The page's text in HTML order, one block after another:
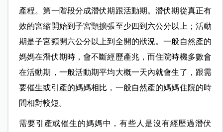
產程。第一階段分成潛伏期跟活動期。潛伏期從真正有
效的宮縮開始到子宮頸擴張至少四到六公分以上；活動
期是子宮頸開六公分以上到全開的狀況。一般自然產的
媽媽在潛伏期時，會不斷經歷產兆，而住院時機多數會
在活動期，一般活動期平均大概一天內就會生了，跟需
要催生或引產的媽媽相比，一般自然產的媽媽住院的時
間相對較短。
需要引產或催生的媽媽中，有些人是沒有經歷過潛伏